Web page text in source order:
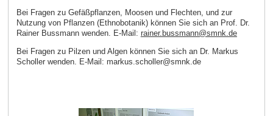
Bei Fragen zu Gefäßpflanzen, Moosen und Flechten, und zur
Nutzung von Pflanzen (Ethnobotanik) können Sie sich an Prof. Dr.
Rainer Bussmann wenden. E‑Mail: rainer.bussmann@smnk.de
Bei Fragen zu Pilzen und Algen können Sie sich an Dr. Markus
Scholler wenden. E‑Mail: markus.scholler@smnk.de